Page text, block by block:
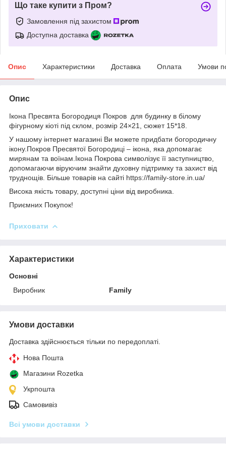
Що таке купити з Пром?
Замовлення під захистом
Доступна доставка
Опис Характеристики Доставка Оплата Умови
Опис
Ікона Пресвята Богородиця Покров для будинку в білому
фігурному кіоті під склом, розмір 24×21, сюжет 15*18.
У нашому інтернет магазині Ви можете придбати богородичну
ікону.Покров Пресвятої Богородиці – ікона, яка допомагає
мирянам та воїнам.Ікона Покрова символізує її заступництво,
допомагаючи віруючим знайти духовну підтримку та захист від
труднощів. Більше товарів на сайті https://family-store.in.ua/
Висока якість товару, доступні ціни від виробника.
Приємних Покупок!
Приховати
Характеристики
Основні
Виробник
Family
Умови доставки
Доставка здійснюється тільки по передоплаті.
Нова Пошта
Магазини Rozetka
Укрпошта
Самовивіз
Всі умови доставки